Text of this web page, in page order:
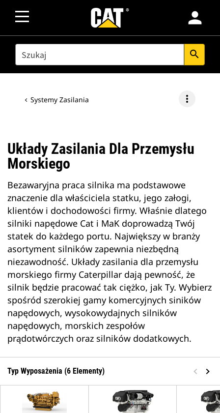
person
SEARCH search
Systemy Zasilania more_vert
Układy Zasilania Dla Przemysłu
Morskiego
Bezawaryjna praca silnika ma podstawowe
znaczenie dla właściciela statku, jego załogi,
klientów i dochodowości firmy. Właśnie dlatego
silniki napędowe Cat i MaK doprowadzą Twój
statek do każdego portu. Największy w branży
asortyment silników zapewnia niezbędną
niezawodność. Układy zasilania dla przemysłu
morskiego firmy Caterpillar dają pewność, że
silnik będzie pracować tak ciężko, jak Ty. Wybierz
spośród szerokiej gamy komercyjnych siników
napędowych, wysokowydajnych silników
napędowych, morskich zespołów
prądotwórczych oraz silników dodatkowych.
Typ Wyposażenia (6 Elementy)